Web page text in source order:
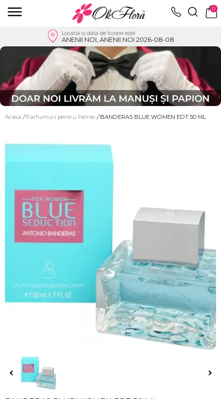
0
Locatia si data de livrare este
ANENII NOI, ANENII NOI 2026-08-08
Acasa / Parfumuri pentru Femei / BANDERAS BLUE WOMEN EDT 50 ML